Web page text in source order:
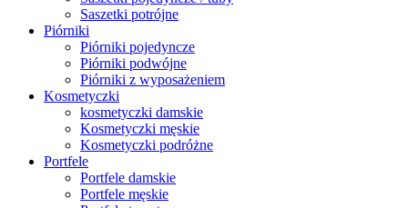
Saszetki potrójne
Piórniki
Piórniki pojedyncze
Piórniki podwójne
Piórniki z wyposażeniem
Kosmetyczki
kosmetyczki damskie
Kosmetyczki męskie
Kosmetyczki podróżne
Portfele
Portfele damskie
Portfele męskie